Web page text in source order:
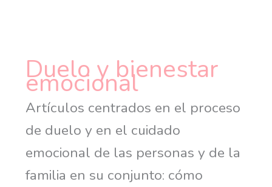
Duelo y bienestar
emocional
Artículos centrados en el proceso
de duelo y en el cuidado
emocional de las personas y de la
familia en su conjunto: cómo